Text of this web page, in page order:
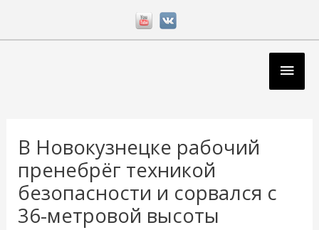
В Новокузнецке рабочий
пренебрёг техникой
безопасности и сорвался с
36-метровой высоты
записям